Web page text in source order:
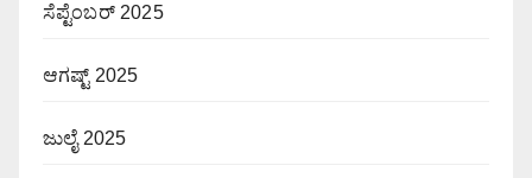
ಸೆಪ್ಟೆಂಬರ್ 2025
ಆಗಷ್ಟ್ 2025
ಜುಲೈ 2025